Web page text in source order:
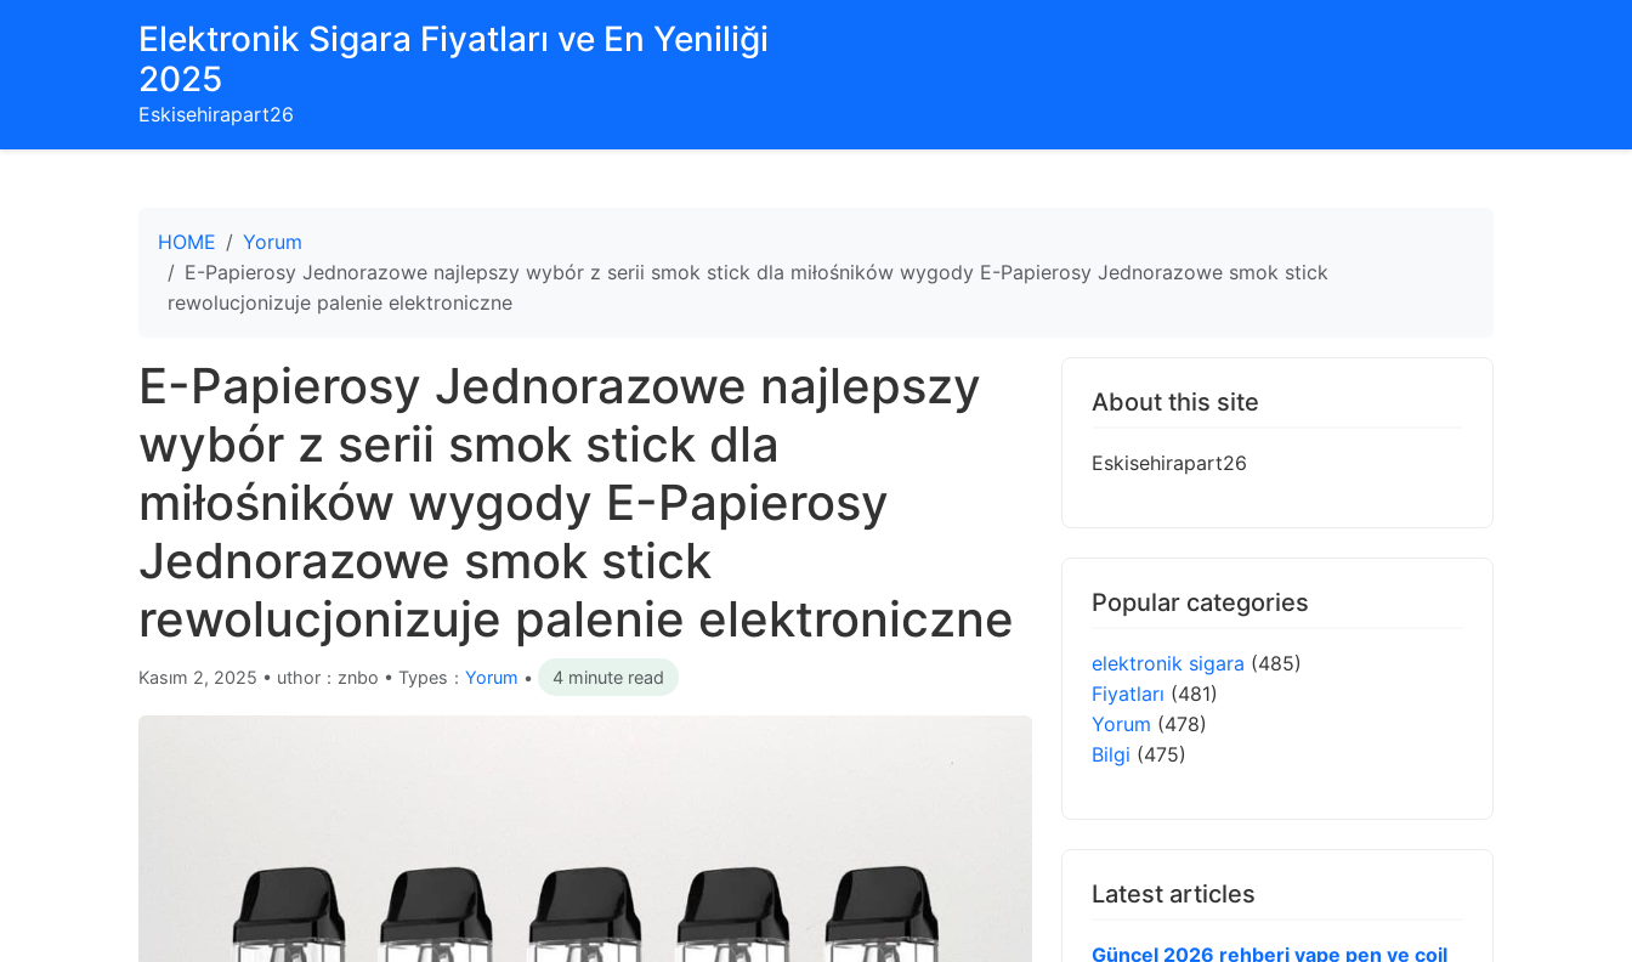
Elektronik Sigara Fiyatları ve En Yeniliği
2025
Eskisehirapart26
HOME
Yorum
E-Papierosy Jednorazowe najlepszy wybór z serii smok stick dla miłośników wygody E-Papierosy Jednorazowe smok stick
rewolucjonizuje palenie elektroniczne
E-Papierosy Jednorazowe najlepszy
wybór z serii smok stick dla
miłośników wygody E-Papierosy
Jednorazowe smok stick
rewolucjonizuje palenie elektroniczne
Kasım 2, 2025 • uthor：znbo • Types： Yorum • 4 minute read
About this site
Eskisehirapart26
Popular categories
elektronik sigara (485)
Fiyatları (481)
Yorum (478)
Bilgi (475)
Latest articles
Güncel 2026 rehberi vape pen ve coil